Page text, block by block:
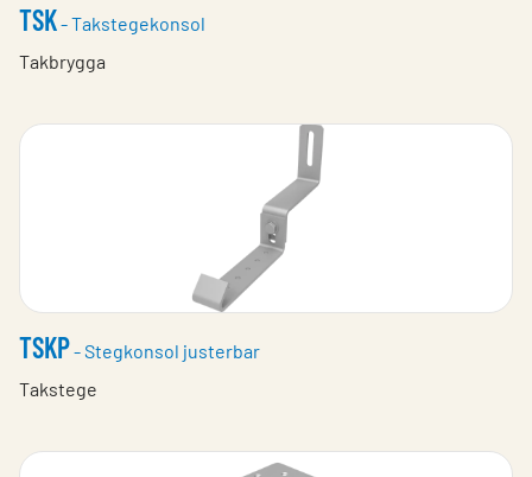
TSK- Takstegekonsol
Takbrygga
TSKP- Stegkonsol justerbar
Takstege